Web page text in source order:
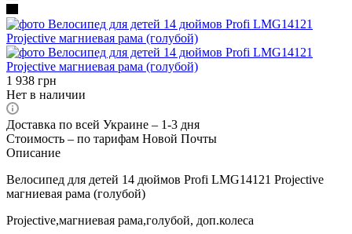
1 938 грн
Нет в наличии
Доставка по всей Украине – 1-3 дня
Стоимость – по тарифам Новой Почты
Описание
Велосипед для детей 14 дюймов Profi LMG14121 Projective
магниевая рама (голубой)
Projective,магниевая рама,голубой, доп.колеса